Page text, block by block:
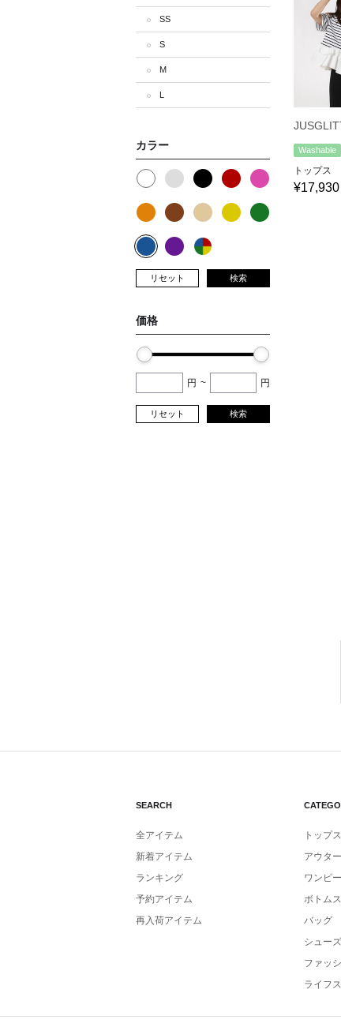
SS
S
M
L
カラー
リセット 検索
価格
円 ~ 円
リセット 検索
Washable
トップス
¥17,930
SEARCH
全アイテム
新着アイテム
ランキング
予約アイテム
再入荷アイテム
トップス
アウター
ワンピ
ボトムス
バッグ
シューズ
ファッ
ライフ